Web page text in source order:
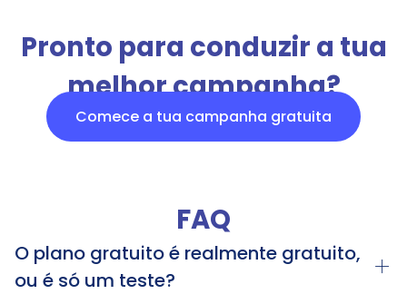
Pronto para conduzir a tua
melhor campanha?
Comece a tua campanha gratuita
FAQ
O plano gratuito é realmente gratuito,
ou é só um teste?